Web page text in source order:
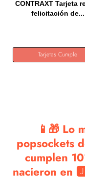
CONTRAXT Tarjeta
felicitación de...
Tarjetas Cumple
📱🎁 Lo
popsockets
cumplen
nacieron en